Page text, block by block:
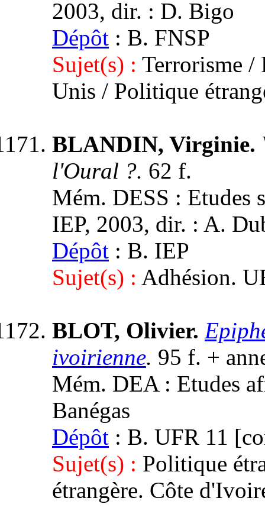
2003, dir. : D. Bigo
Dépôt : B. FNSP
Sujet(s) : Terrorisme /
Unis / Politique
BLANDIN, Virginie.
l'Oural ?. 62 f.
Mém. DESS : Etudes
IEP, 2003, dir. : A.
Dépôt : B. IEP
Sujet(s) : Adhésion.
BLOT, Olivier.
ivoirienne. 95 f. +
Mém. DEA : Etudes
Banégas
Dépôt : B. UFR 11
Sujet(s) : Politique
étrangère. Côte